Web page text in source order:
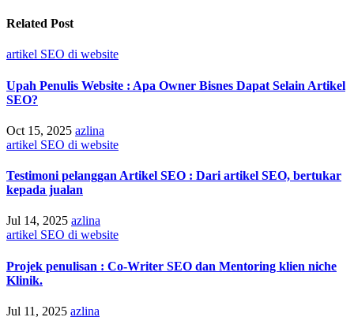
Related Post
artikel SEO di website
Upah Penulis Website : Apa Owner Bisnes Dapat Selain Artikel
SEO?
Oct 15, 2025 azlina
artikel SEO di website
Testimoni pelanggan Artikel SEO : Dari artikel SEO, bertukar
kepada jualan
Jul 14, 2025 azlina
artikel SEO di website
Projek penulisan : Co-Writer SEO dan Mentoring klien niche
Klinik.
Jul 11, 2025 azlina